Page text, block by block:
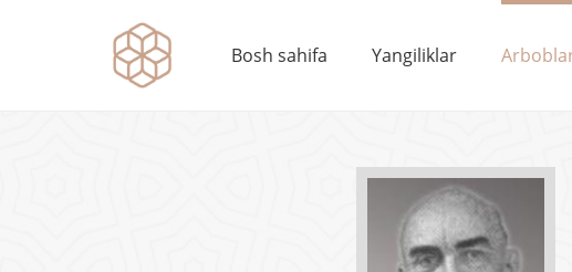
Bosh sahifa Yangiliklar